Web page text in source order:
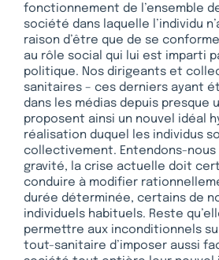
fonctionnement de l’ensemble
société dans laquelle l’individu
raison d’être que de se
au rôle social qui lui est imparti
politique. Nos dirigeants et
sanitaires – ces derniers ayant
dans les médias depuis presque
proposent ainsi un nouvel idéal
réalisation duquel les individus
collectivement. Entendons-nous
gravité, la crise actuelle doit
conduire à modifier
durée déterminée, certains de
individuels habituels. Reste
permettre aux inconditionnels
tout-sanitaire d’imposer aussi